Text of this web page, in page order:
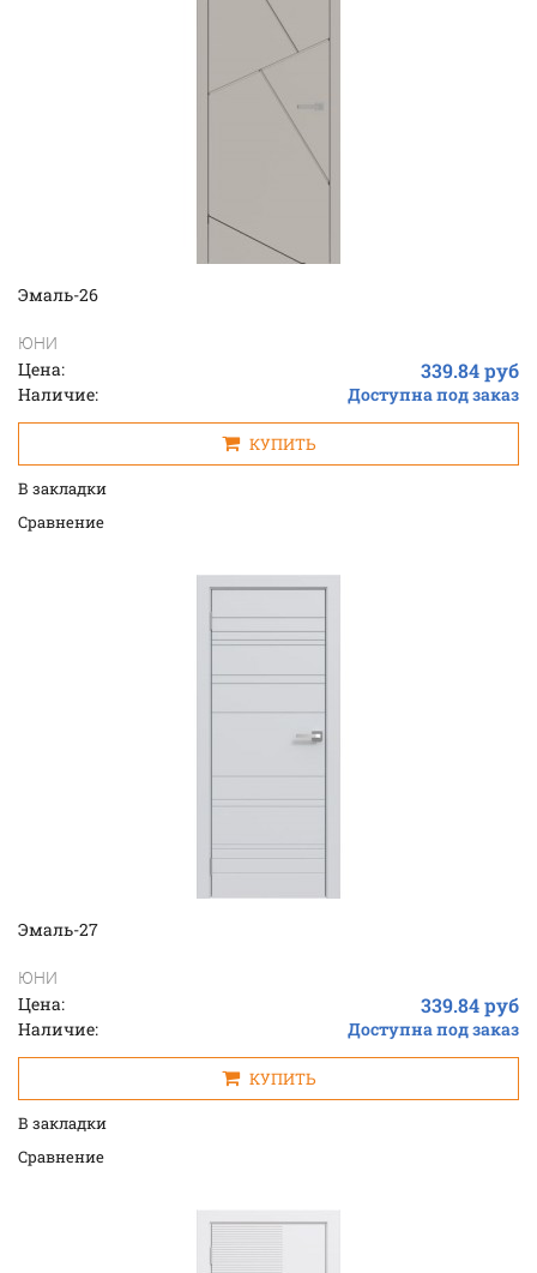
Эмаль-26
ЮНИ
Цена: 339.84 руб
Наличие: Доступна под заказ
КУПИТЬ
В закладки
Cравнение
Эмаль-27
ЮНИ
Цена: 339.84 руб
Наличие: Доступна под заказ
КУПИТЬ
В закладки
Cравнение